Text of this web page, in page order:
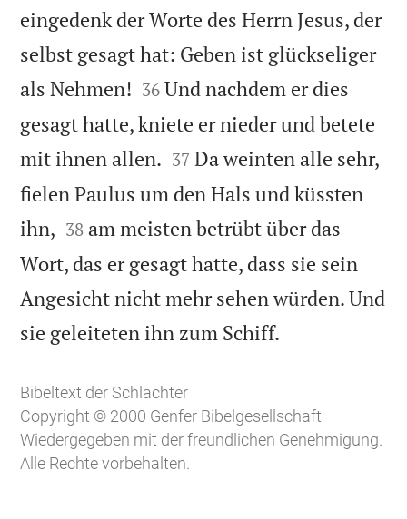
eingedenk der Worte des Herrn Jesus, der
selbst gesagt hat: Geben ist glückseliger
als Nehmen! 

36 Und nachdem er dies
gesagt hatte, kniete er nieder und betete
mit ihnen allen. 

37 Da weinten alle sehr,
fielen Paulus um den Hals und küssten
ihn, 

38 am meisten betrübt über das
Wort, das er gesagt hatte, dass sie sein
Angesicht nicht mehr sehen würden. Und
sie geleiteten ihn zum Schiff.
Bibeltext der Schlachter
Copyright © 2000 Genfer Bibelgesellschaft
Wiedergegeben mit der freundlichen Genehmigung.
Alle Rechte vorbehalten.